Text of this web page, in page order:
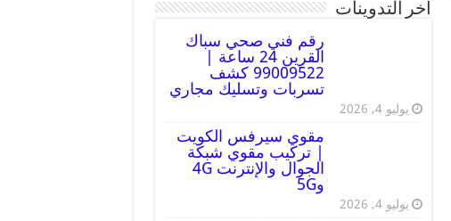
أخر التدوينات
رقم فني صحي سباك
القرين 24 ساعة |
99009522 كشف
تسربات وتسليك مجاري
يوليو 4, 2026
مقوي سيرفس الكويت
| تركيب مقوي شبكة
الجوال والإنترنت 4G
و5G
يوليو 4, 2026